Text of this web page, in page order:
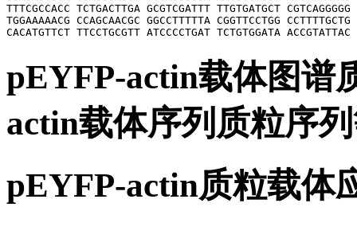
TTTCGCCACC TCTGACTTGA GCGTCGATTT TTGTGATGCT CGTCAGGGGG
TGGAAAAACG CCAGCAACGC GGCCTTTTTA CGGTTCCTGG CCTTTTGCTG
pEYFP-actin载体图谱
actin载体序列质粒序
pEYFP-actin质粒载体